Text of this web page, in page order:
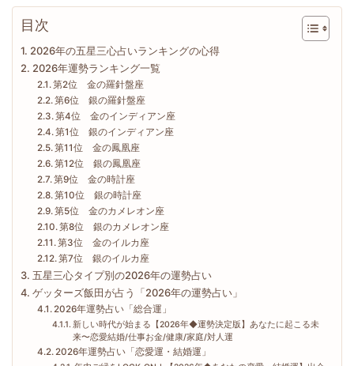
目次
2026年の五星三心占いランキングの心得
2026年運勢ランキング一覧
第2位 金の羅針盤座
第6位 銀の羅針盤座
第4位 金のインディアン座
第1位 銀のインディアン座
第11位 金の鳳凰座
第12位 銀の鳳凰座
第9位 金の時計座
第10位 銀の時計座
第5位 金のカメレオン座
第8位 銀のカメレオン座
第3位 金のイルカ座
第7位 銀のイルカ座
五星三心タイプ別の2026年の運勢占い
ゲッターズ飯田が占う「2026年の運勢占い」
2026年運勢占い「総合運」
新しい時代が始まる【2026年◆運勢決定版】あなたに起こる未
来〜恋愛結婚/仕事お金/健康/家庭/対人運
2026年運勢占い「恋愛運・結婚運」